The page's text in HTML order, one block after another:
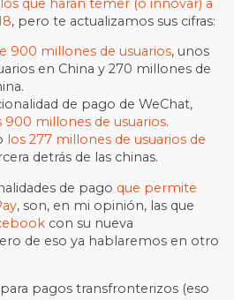
que harán temer (o innovar) a
, pero te actualizamos sus cifras:
900 millones de usuarios, unos
en China y 270 millones de
de pago de WeChat,
900 millones de usuarios.
los 277 millones de usuarios de
detrás de las chinas.
de pago que permite
, son, en mi opinión, las que
con su nueva
de eso ya hablaremos en otro
pagos transfronterizos (eso